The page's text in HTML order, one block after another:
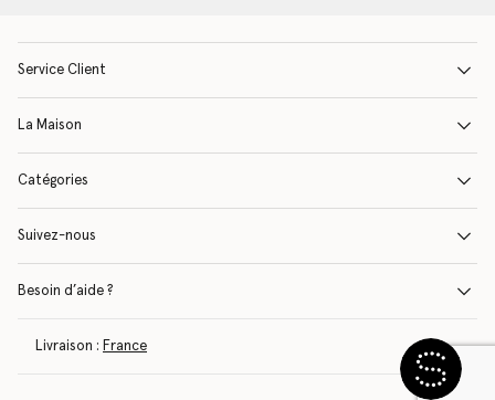
Service Client
La Maison
Catégories
Suivez-nous
Besoin d’aide ?
Livraison : France